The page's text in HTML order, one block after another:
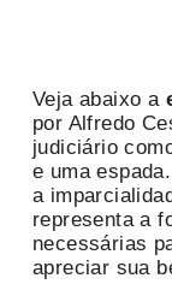
Veja abaixo a
por Alfredo
judiciário
e uma
a
representa a
necessárias
apreciar sua